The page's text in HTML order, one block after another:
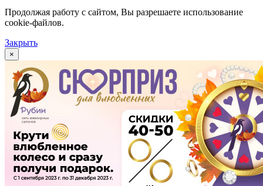
Продолжая работу с сайтом, Вы разрешаете использование
cookie-файлов.
Закрыть
×